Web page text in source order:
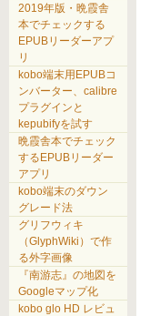
2019年版・晩霞舎
本でチェックする
EPUBリーダーアプ
リ
kobo端末用EPUBコ
ンバーター、calibre
プラグインと
kepubifyを試す
晩霞舎本でチェック
するEPUBリーダー
アプリ
kobo端末のダウン
グレード法
グリフウィキ
（GlyphWiki）で作
る外字画像
『南游志』の地図を
Googleマップ化
kobo glo HD レビュ